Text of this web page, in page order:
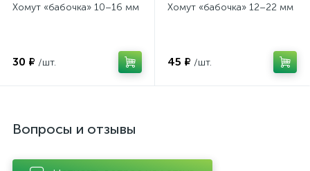
Хомут «бабочка» 10–16 мм
30 ₽ /шт.
Хомут «бабочка» 12–22 мм
45 ₽ /шт.
Вопросы и отзывы